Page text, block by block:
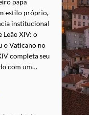
estilo próprio,
institucional
Leão XIV: o
o Vaticano no
completa seu
com um…